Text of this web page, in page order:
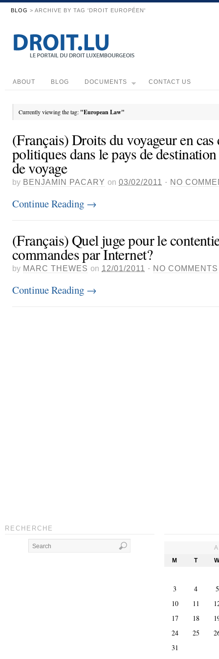
BLOG > ARCHIVE BY TAG 'DROIT EUROPÉEN'
ABOUT BLOG DOCUMENTS CONTACT US
Currently viewing the tag: "European Law"
(Français) Droits du voyageur en cas
politiques dans le pays de
de voyage
by BENJAMIN PACARY on 03/02/2011 · NO
Continue Reading →
(Français) Quel juge pour le
commandes par Internet?
by MARC THEWES on 12/01/2011 · NO COMMENTS
Continue Reading →
RECHERCHE
M
T
3 4
5
10
11
17
18
24
25
31